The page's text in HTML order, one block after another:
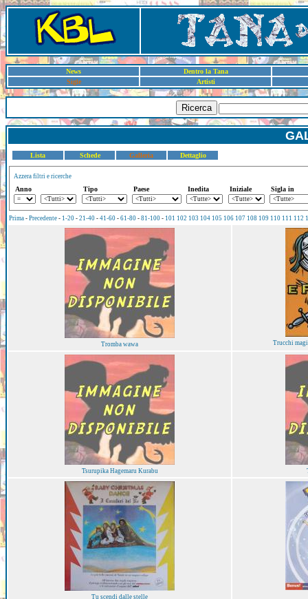
News
Dentro la Tana
Sigle
Artisti
Ricerca
Lista Schede Galleria Dettaglio
Azzera filtri e ricerche
Anno Tipo Paese Inedita Iniziale Sigla in
Prima - Precedente - 1-20 - 21-40 - 41-60 - 61-80 - 81-100 - 101 102 103 104 105 106 107 108 109 110 111 112
Tromba wawa Trucchi
Tsurupika Hagemaru Kurabu
Tu scendi dalle stelle